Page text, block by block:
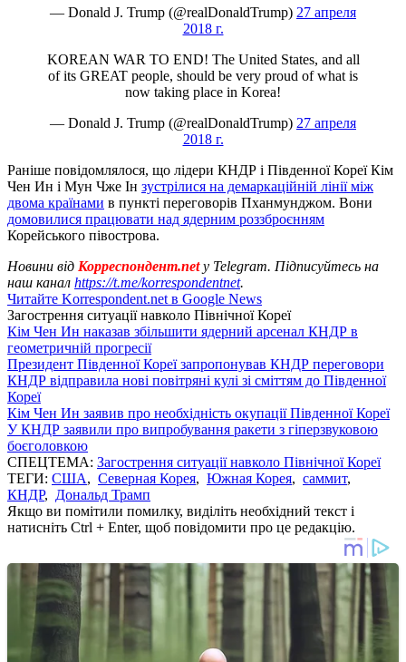
— Donald J. Trump (@realDonaldTrump) 27 апреля
2018 г.
KOREAN WAR TO END! The United States, and all
of its GREAT people, should be very proud of what is
now taking place in Korea!
— Donald J. Trump (@realDonaldTrump) 27 апреля
2018 г.
Раніше повідомлялося, що лідери КНДР і Південної Кореї Кім
Чен Ин і Мун Чже Ін зустрілися на демаркаційній лінії між
двома країнами в пункті переговорів Пханмунджом. Вони
домовилися працювати над ядерним роззброєнням
Корейського півострова.
Новини від Корреспондент.netу Telegram. Підписуйтесь на
наш канал https://t.me/korrespondentnet.
Читайте Korrespondent.net в Google News
Загострення ситуації навколо Пiвнічної Кореї
Кім Чен Ин наказав збільшити ядерний арсенал КНДР в
геометричній прогресії
Президент Південної Кореї запропонував КНДР переговори
КНДР відправила нові повітряні кулі зі сміттям до Південної
Кореї
Кім Чен Ин заявив про необхідність окупації Південної Кореї
У КНДР заявили про випробування ракети з гіперзвуковою
боєголовкою
СПЕЦТЕМА: Загострення ситуації навколо Пiвнічної Кореї
ТЕГИ: США, Северная Корея, Южная Корея, саммит,
КНДР, Дональд Трамп
Якщо ви помітили помилку, виділіть необхідний текст і
натисніть Ctrl + Enter, щоб повідомити про це редакцію.